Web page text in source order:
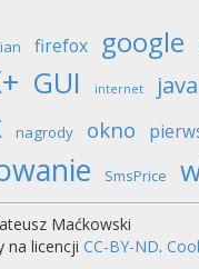
firefox google
GUI internet java
nagrody okno
SmsPrice
Maćkowski
na licencji CC-BY-ND.